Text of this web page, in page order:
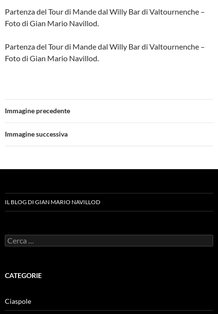
Partenza del Tour di Mande dal Willy Bar di Valtournenche –
Foto di Gian Mario Navillod.
Partenza del Tour di Mande dal Willy Bar di Valtournenche –
Foto di Gian Mario Navillod.
Immagine precedente
Immagine successiva
IL BLOG DI GIAN MARIO NAVILLOD
Ricerca
per:
CATEGORIE
Ciaspole